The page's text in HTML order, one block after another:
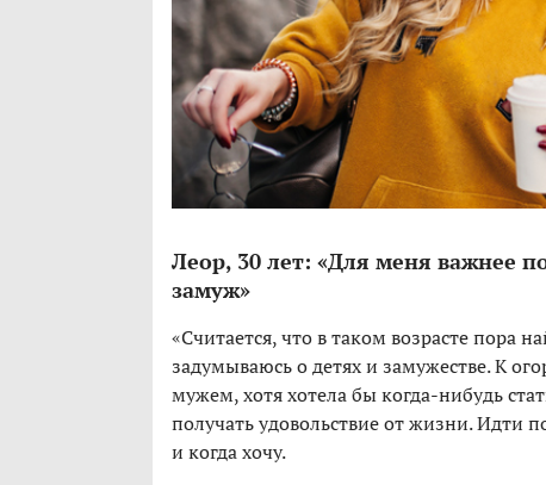
Леор, 30 лет: «Для меня важнее
замуж»
«Считается, что в таком возрасте пора
задумываюсь о детях и замужестве. К
мужем, хотя хотела бы когда-нибудь
получать удовольствие от жизни. Идти
и когда хочу.